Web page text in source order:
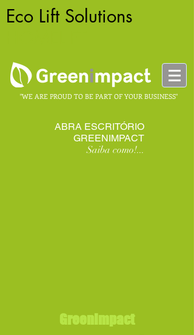
Eco Lift Solutions
"WE ARE PROUD TO BE PART OF YOUR BUSINESS"
ABRA ESCRITÓRIO
GREENIMPACT
Saiba como!...
GreenImpact